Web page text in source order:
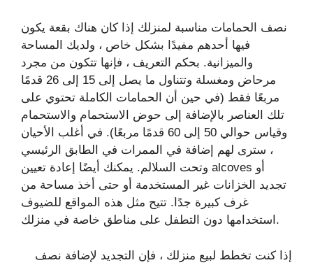
نصف الحمامات مناسبة لمنزلك إذا كان هناك بقعة يكون
فيها أحدهم مفيدًا بشكل خاص ، ولديك المساحة
والميزانية. بحكم التعريف ، فإنها تتكون من مجرد
مرحاض ومغسلة وتتناول ما يصل إلى 15 إلى 26 قدمًا
مربعًا فقط (في حين أن الحمامات الكاملة تحتوي على
تلك العناصر بالإضافة إلى حوض الاستحمام والاستحمام
وقياس حوالي 50 إلى 60 قدمًا مربعًا). في أغلب الأحيان
، سترى لهم إضافة في الممرات في الطابق الرئيسي
وتحت السلالم. يمكنك أيضًا إعادة تعيين alcoves أو
تجديد الخزانات غير المستخدمة أو حتى أخذ مساحة من
غرف كبيرة جدًا. تتيح مثل هذه المواقع للضيوف
استخدامها دون التطفل على مناطق خاصة في منزلك.
إذا كنت تخطط لبيع منزلك ، فإن التجديد لإضافة نصف